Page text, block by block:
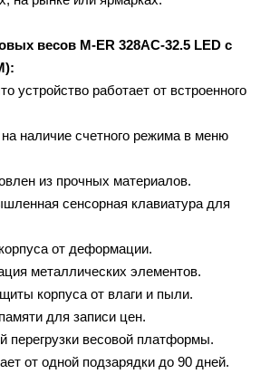
весов M-ER 328AC-32.5 LED с
устройство работает от встроенного
наличие счетного режима в меню
из прочных материалов.
сенсорная клавиатура для
от деформации.
металлических элементов.
корпуса от влаги и пыли.
для записи цен.
перегрузки весовой платформы.
от одной подзарядки до 90 дней.